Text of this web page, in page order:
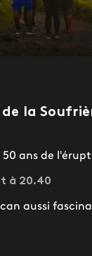
la
ans de
à 20.40
aussi